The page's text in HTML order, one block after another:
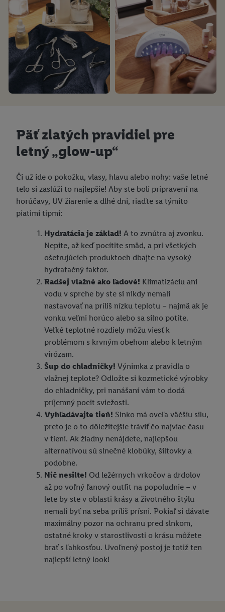
Päť zlatých pravidiel pre
letný „glow-up“
Či už ide o pokožku, vlasy, hlavu alebo nohy: vaše letné
telo si zaslúži to najlepšie! Aby ste boli pripravení na
horúčavy, UV žiarenie a dlhé dni, riaďte sa týmito
piatimi tipmi:
Hydratácia je základ! A to zvnútra aj zvonku.
Nepite, až keď pocítite smäd, a pri všetkých
ošetrujúcich produktoch dbajte na vysoký
hydratačný faktor.
Radšej vlažné ako ľadové! Klimatizáciu ani
vodu v sprche by ste si nikdy nemali
nastavovať na príliš nízku teplotu – najmä ak je
vonku veľmi horúco alebo sa silno potíte.
Veľké teplotné rozdiely môžu viesť k
problémom s krvným obehom alebo k letným
virózam.
Šup do chladničky! Výnimka z pravidla o
vlažnej teplote? Odložte si kozmetické výrobky
do chladničky, pri nanášaní vám to dodá
príjemný pocit sviežosti.
Vyhľadávajte tieň! Slnko má oveľa väčšiu silu,
preto je o to dôležitejšie tráviť čo najviac času
v tieni. Ak žiadny nenájdete, najlepšou
alternatívou sú slnečné klobúky, šiltovky a
podobne.
Nič nesilte! Od ležérnych vrkočov a drdolov
až po voľný ľanový outfit na popoludnie – v
lete by ste v oblasti krásy a životného štýlu
nemali byť na seba príliš prísni. Pokiaľ si dávate
maximálny pozor na ochranu pred slnkom,
ostatné kroky v starostlivosti o krásu môžete
brať s ľahkosťou. Uvoľnený postoj je totiž ten
najlepší letný look!